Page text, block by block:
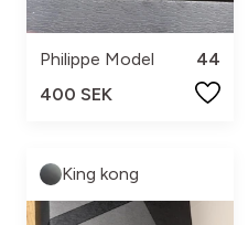
Philippe Model
44
400 SEK
King kong